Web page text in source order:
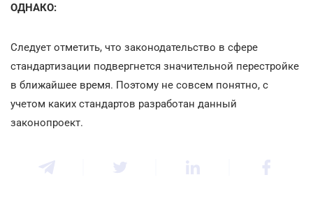
ОДНАКО:
Следует отметить, что законодательство в сфере
стандартизации подвергнется значительной перестройке
в ближайшее время. Поэтому не совсем понятно, с
учетом каких стандартов разработан данный
законопроект.